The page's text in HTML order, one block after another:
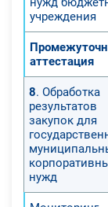
учреждения
аттестация
8. Обработка
результатов
закупок для
нужд